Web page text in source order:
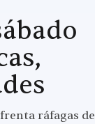
ráfagas de